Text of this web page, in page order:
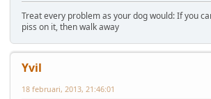
Treat every problem as your dog would: If you
piss on it, then walk away
Yvil
18 februari, 2013, 21:46:01